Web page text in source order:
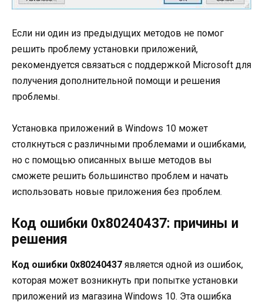
Если ни один из предыдущих методов не помог
решить проблему установки приложений,
рекомендуется связаться с поддержкой Microsoft для
получения дополнительной помощи и решения
проблемы.
Установка приложений в Windows 10 может
столкнуться с различными проблемами и ошибками,
но с помощью описанных выше методов вы
сможете решить большинство проблем и начать
использовать новые приложения без проблем.
Код ошибки 0x80240437: причины и
решения
Код ошибки 0x80240437 является одной из ошибок,
которая может возникнуть при попытке установки
приложений из магазина Windows 10. Эта ошибка